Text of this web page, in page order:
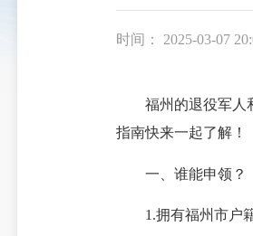
时间： 2025-03-07
福州的退役军人和
指南快来一起了解！
一、谁能申领？
1.拥有福州市户籍